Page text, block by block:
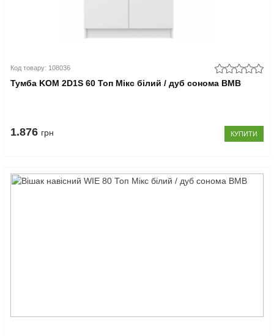
Код товару: 108036
Тумба KOM 2D1S 60 Топ Мікс білий / дуб сонома ВМВ
1.876 грн КУПИТИ